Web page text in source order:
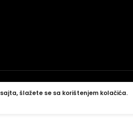
šlažete se sa korištenjem kolačića.